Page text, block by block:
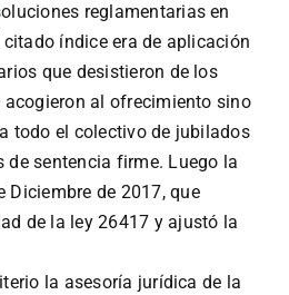
reglamentarias en
índice era de aplicación
que desistieron de los
al ofrecimiento sino
todo el colectivo de jubilados
de sentencia firme. Luego la
Diciembre de 2017, que
de la ley 26417 y ajustó la
la asesoría jurídica de la